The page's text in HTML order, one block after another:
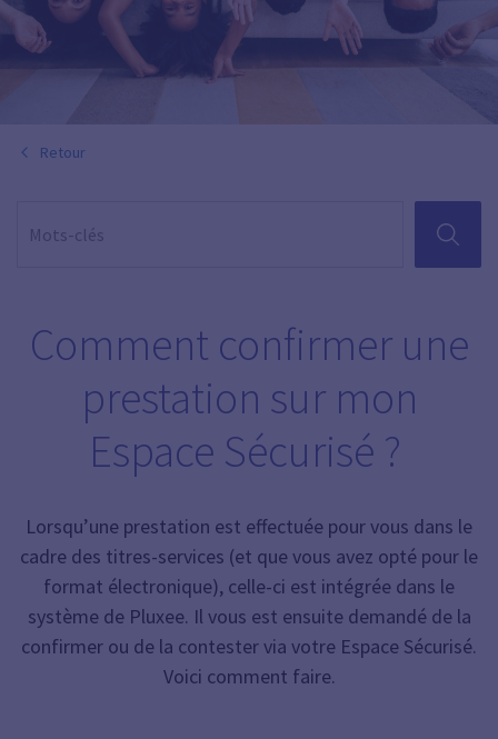
Retour
Comment confirmer une
prestation sur mon
Espace Sécurisé ?
Lorsqu’une prestation est effectuée pour vous dans le
cadre des titres-services (et que vous avez opté pour le
format électronique), celle-ci est intégrée dans le
système de Pluxee. Il vous est ensuite demandé de la
confirmer ou de la contester via votre Espace Sécurisé.
Voici comment faire.